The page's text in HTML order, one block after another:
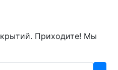
Приходите! Мы